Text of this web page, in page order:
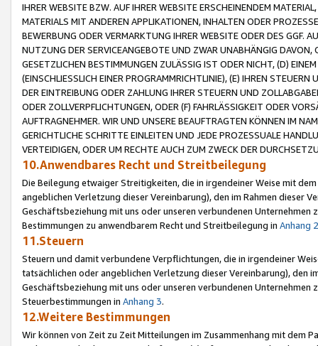
IHRER WEBSITE BZW. AUF IHRER WEBSITE ERSCHEINENDEM
MATERIALS MIT ANDEREN APPLIKATIONEN, INHALTEN ODER
BEWERBUNG ODER VERMARKTUNG IHRER WEBSITE ODER DES GGF.
NUTZUNG DER SERVICEANGEBOTE UND ZWAR UNABHÄNGIG
GESETZLICHEN BESTIMMUNGEN ZULÄSSIG IST ODER NICHT, (D)
(EINSCHLIESSLICH EINER PROGRAMMRICHTLINIE), (E) IHREN
DER EINTREIBUNG ODER ZAHLUNG IHRER STEUERN UND
ODER ZOLLVERPFLICHTUNGEN, ODER (F) FAHRLÄSSIGKEIT ODER
AUFTRAGNEHMER. WIR UND UNSERE BEAUFTRAGTEN KÖNNEN IM
GERICHTLICHE SCHRITTE EINLEITEN UND JEDE PROZESSUALE
VERTEIDIGEN, ODER UM RECHTE AUCH ZUM ZWECK DER
10.Anwendbares Recht und Streitbeilegung
Die Beilegung etwaiger Streitigkeiten, die in irgendeiner Weise mit
angeblichen Verletzung dieser Vereinbarung), den im Rahmen dieser
Geschäftsbeziehung mit uns oder unseren verbundenen
Bestimmungen zu anwendbarem Recht und Streitbeilegung in Anhang 2
11.Steuern
Steuern und damit verbundene Verpflichtungen, die in irgendeiner
tatsächlichen oder angeblichen Verletzung dieser Vereinbarung), den
Geschäftsbeziehung mit uns oder unseren verbundenen
Steuerbestimmungen in Anhang 3.
12.Weitere Bestimmungen
Wir können von Zeit zu Zeit Mitteilungen im Zusammenhang mit dem